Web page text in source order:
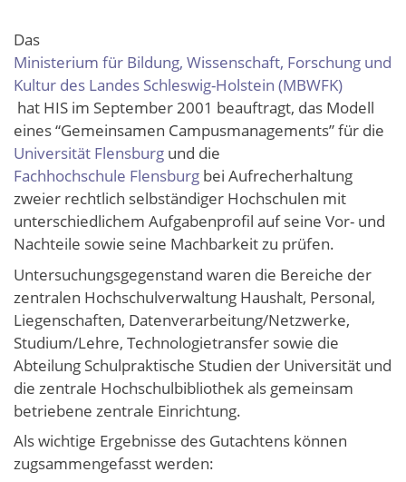
Das
Ministerium für Bildung, Wissenschaft, Forschung und
Kultur des Landes Schleswig-Holstein (MBWFK)
hat HIS im September 2001 beauftragt, das Modell
eines “Gemeinsamen Campusmanagements” für die
Universität Flensburg und die
Fachhochschule Flensburg bei Aufrecherhaltung
zweier rechtlich selbständiger Hochschulen mit
unterschiedlichem Aufgabenprofil auf seine Vor- und
Nachteile sowie seine Machbarkeit zu prüfen.
Untersuchungsgegenstand waren die Bereiche der
zentralen Hochschulverwaltung Haushalt, Personal,
Liegenschaften, Datenverarbeitung/Netzwerke,
Studium/Lehre, Technologietransfer sowie die
Abteilung Schulpraktische Studien der Universität und
die zentrale Hochschulbibliothek als gemeinsam
betriebene zentrale Einrichtung.
Als wichtige Ergebnisse des Gutachtens können
zugsammengefasst werden: